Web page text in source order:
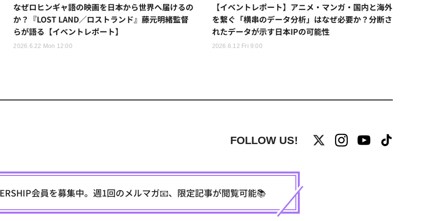
なぜロヒンギャ語の映画を日本から世界へ届けるの
か？『LOST LAND／ロストランド』藤元明緒監督
らが語る【イベントレポート】
2026.6.22 Mon 12:00
【イベントレポート】アニメ・マンガ・国内と海外
を繋ぐ「横串のデータ分析」はなぜ必要か？分断さ
れたデータが示す日本IPの可能性
2026.6.12 Fri 9:00
FOLLOW US!
会員を募集中。週1回のメルマガ📧、限定記事が閲覧可能📚